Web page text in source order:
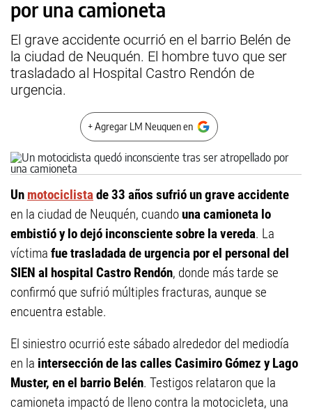
por una camioneta
El grave accidente ocurrió en el barrio Belén de
la ciudad de Neuquén. El hombre tuvo que ser
trasladado al Hospital Castro Rendón de
urgencia.
+ Agregar LM Neuquen en
Un motociclistade 33 años sufrió un grave accidente
en la ciudad de Neuquén, cuandouna camioneta lo
embistió y lo dejó inconsciente sobre la vereda. La
víctima fue trasladada de urgencia por el personal del
SIEN al hospital Castro Rendón, donde más tarde se
confirmó que sufrió múltiples fracturas, aunque se
encuentra estable.
El siniestro ocurrió este sábado alrededor del mediodía
en la intersección de las calles Casimiro Gómez y Lago
Muster, en el barrio Belén. Testigos relataron que la
camioneta impactó de lleno contra la motocicleta, una